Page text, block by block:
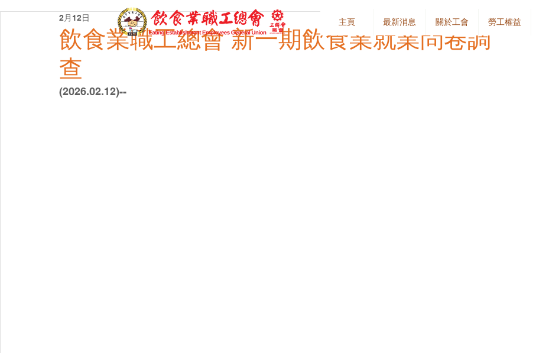
主頁 最新消息 關於工會 勞工權益
飲食業職工總會 新一期飲食業就業問卷調
查
2月12日
(2026.02.12)--